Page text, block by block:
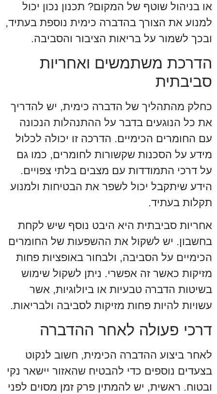
או בניהול שוטף של המקום? תכנון נכון יכול
למנוע את הצורך בהדברה כימית נוספת בעתיד,
ובכך לשמור על בריאות הציבור והסביבה.
הדרכת משתמשים ואחריות
סביבתית
כחלק מהתהליך של הדברה כימית, יש להדריך
את כל הנוגעים בדבר על ההתנהלות הנכונה
עם החומרים הכימיים. הדרכה זו יכולה לכלול
מידע על הסכנות שקשורות לחומרים, כמו גם
על דרכי התמודדות עם מצבים בלתי צפויים.
הידע שיתקבל יכול לשפר את הבטיחות ולמנוע
תקלות בעתיד.
אחריות סביבתית היא היבט נוסף שיש לקחת
בחשבון. יש לשקול את ההשפעות של החומרים
הכימיים על הסביבה, ולבחור באופציות פחות
מזיקות כאשר זה אפשרי. ניתן לשקול שימוש
בשיטות הדברה טבעיות או ביולוגיות, אשר
עשויות להיות פחות מזיקות לסביבה ולבריאות.
דרכי פעולה לאחר ההדברה
לאחר ביצוע ההדברה הכימית, חשוב לנקוט
בצעדים נוספים כדי להבטיח שהאזור יישאר נקי
ובטוח. ראשית, יש להמתין פרק זמן מסוים לפני